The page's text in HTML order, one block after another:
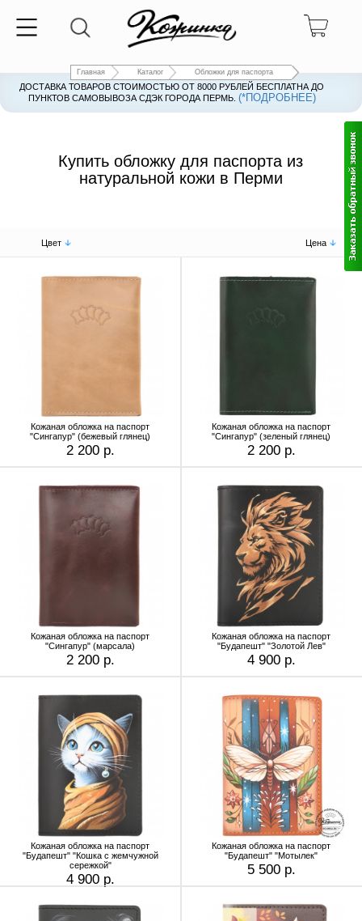
Главная Каталог Обложки для паспорта
ДОСТАВКА ТОВАРОВ СТОИМОСТЬЮ ОТ 8000 РУБЛЕЙ БЕСПЛАТНА ДО
ПУНКТОВ САМОВЫВОЗА СДЭК ГОРОДА ПЕРМЬ. (*ПОДРОБНЕЕ)
Купить обложку для паспорта из
натуральной кожи в Перми
Цвет Цена
Кожаная обложка на паспорт
"Сингапур" (бежевый глянец)
2 200 р.
Кожаная обложка на паспорт
"Сингапур" (зеленый глянец)
2 200 р.
Кожаная обложка на паспорт
"Сингапур" (марсала)
2 200 р.
Кожаная обложка на паспорт
"Будапешт" "Золотой Лев"
4 900 р.
Кожаная обложка на паспорт
"Будапешт" "Кошка с жемчужной
сережкой"
4 900 р.
Кожаная обложка на паспорт
"Будапешт" "Мотылек"
5 500 р.